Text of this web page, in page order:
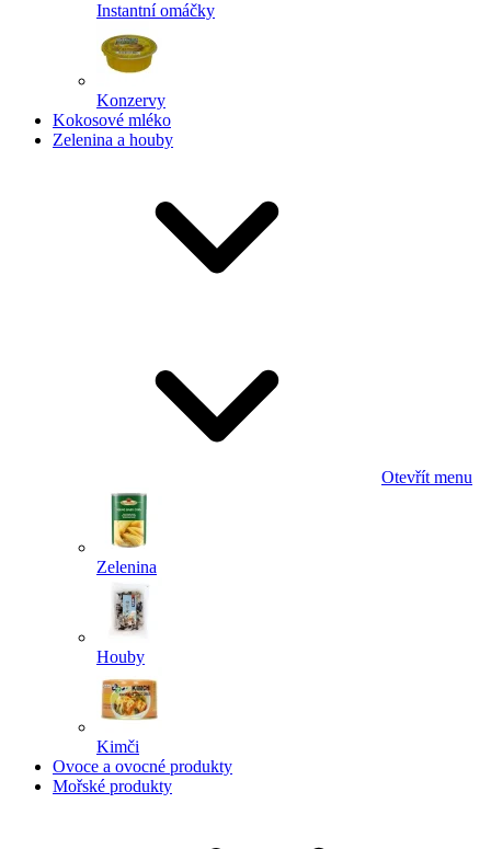
Instantní omáčky
Konzervy
Kokosové mléko
Zelenina a houby
Otevřít menu
Zelenina
Houby
Kimči
Ovoce a ovocné produkty
Mořské produkty